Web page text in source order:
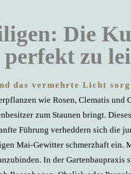
Die
zu
das vermehrte Licht
wie Rosen, Clematis und
zum Staunen bringt.
Führung verheddern sich die
Mai-Gewitter schmerzhaft ein.
In der Gartenbaupraxis